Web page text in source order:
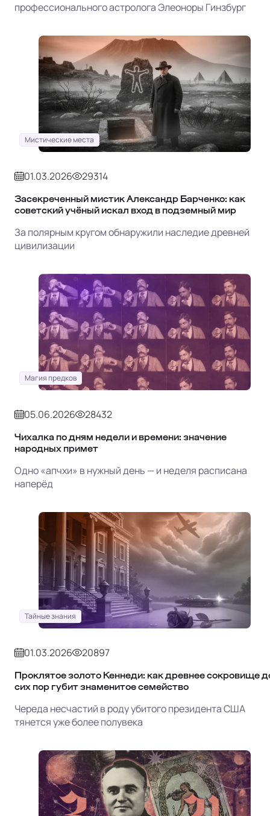
профессионального астролога Элеоноры Гинзбург
Мистические места
01.03.2026 29314
Засекреченный мистик Александр Барченко: как
советский учёный искал вход в подземный мир
За полярным кругом обнаружили наследие древней
цивилизации
Магия предков
05.06.2026 28432
Чихалка по дням недели и времени: значение
народных примет
Одно «апчхи» в нужный день — и неделя расписана
наперёд
Тайные знания
01.03.2026 20897
Проклятое золото Кеннеди: как древнее сокровище
сих пор губит знаменитое семейство
Череда несчастий в роду убитого президента США
тянется уже более полувека